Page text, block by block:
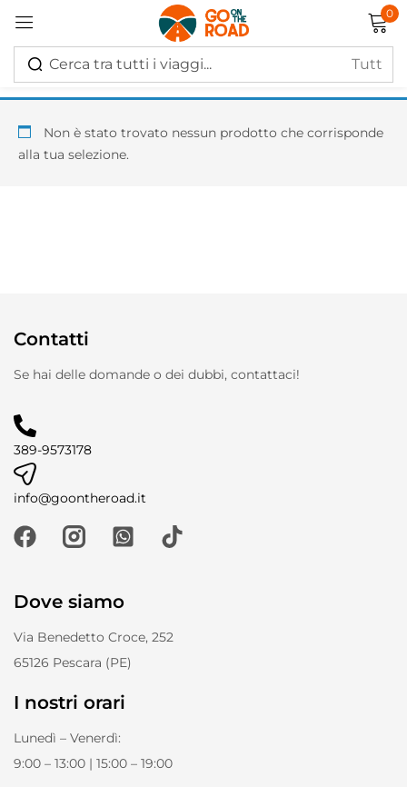
0
Non è stato trovato nessun prodotto che corrisponde
alla tua selezione.
Contatti
Se hai delle domande o dei dubbi, contattaci!
389-9573178
info@goontheroad.it
Dove siamo
Via Benedetto Croce, 252
65126 Pescara (PE)
I nostri orari
Lunedì – Venerdì:
9:00 – 13:00 | 15:00 – 19:00
Accedi